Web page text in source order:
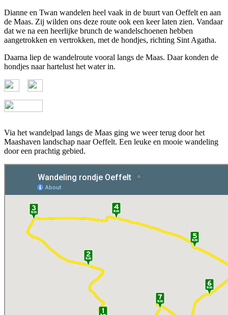
Dianne en Twan wandelen heel vaak in de buurt van Oeffelt en aan
de Maas. Zij wilden ons deze route ook een keer laten zien. Vandaar
dat we na een heerlijke brunch de wandelschoenen hebben
aangetrokken en vertrokken, met de hondjes, richting Sint Agatha.
Daarna liep de wandelroute vooral langs de Maas. Daar konden de
hondjes naar hartelust het water in.
Via het wandelpad langs de Maas ging we weer terug door het
Maashaven landschap naar Oeffelt. Een leuke en mooie wandeling
door een prachtig gebied.